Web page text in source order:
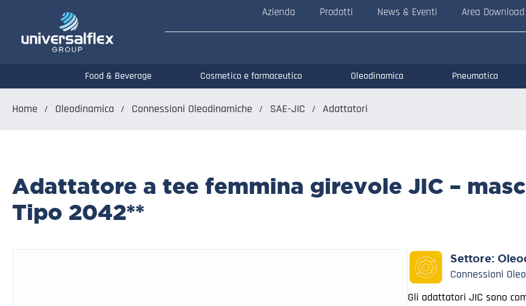
Azienda Prodotti News & Eventi Area Download
Food & Beverage Cosmetico e farmaceutico Oleodinamica Pneumatica
Home Oleodinamica Connessioni Oleodinamiche SAE-JIC Adattatori
Adattatore a tee femmina girevole JIC –
Tipo 2042**
Settore:
Connessioni
Gli adattatori JIC sono